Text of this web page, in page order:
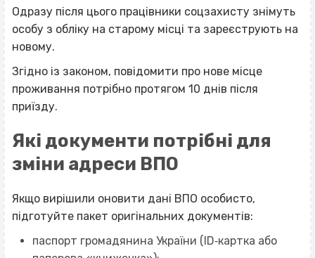
Одразу після цього працівники соцзахисту знімуть
особу з обліку на старому місці та зареєструють на
новому.
Згідно із законом, повідомити про нове місце
проживання потрібно протягом 10 днів після
приїзду.
Які документи потрібні для
зміни адреси ВПО
Якщо вирішили оновити дані ВПО особисто,
підготуйте пакет оригінальних документів:
паспорт громадянина України (ID‐картка або